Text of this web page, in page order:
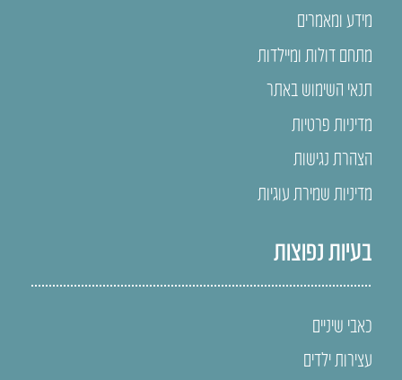
מידע ומאמרים
מתחם דולות ומיילדות
תנאי השימוש באתר
מדיניות פרטיות
הצהרת נגישות
מדיניות שמירת עוגיות
בעיות נפוצות
כאבי שיניים
עצירות ילדים